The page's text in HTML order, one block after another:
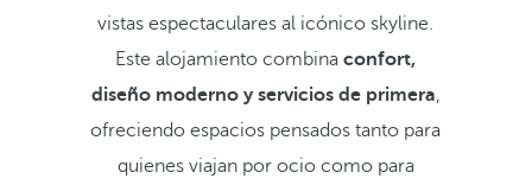
vistas espectaculares al icónico skyline.
Este alojamiento combinaconfort,
diseño moderno y servicios de primera,
ofreciendo espacios pensados tanto para
quienes viajan por ocio como para